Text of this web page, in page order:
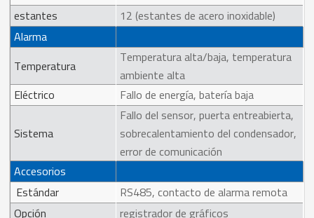
estantes
12 (estantes de acero inoxidable)
Alarma
Temperatura
Temperatura alta/baja, temperatura
ambiente alta
Eléctrico
Fallo de energía, batería baja
Sistema
Fallo del sensor, puerta entreabierta,
sobrecalentamiento del condensador,
error de comunicación
Accesorios
Estándar
RS485, contacto de alarma remota
Opción
registrador de gráficos